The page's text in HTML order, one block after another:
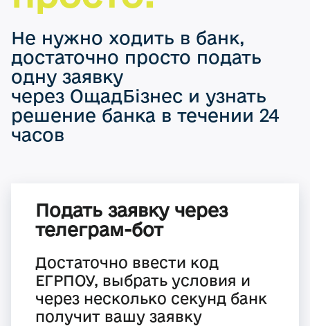
Не нужно ходить в банк,
достаточно просто подать
одну заявку
через ОщадБізнес и узнать
решение банка в течении 24
часов
Подать заявку через
телеграм-бот
Достаточно ввести код
ЕГРПОУ, выбрать условия и
через несколько секунд банк
получит вашу заявку